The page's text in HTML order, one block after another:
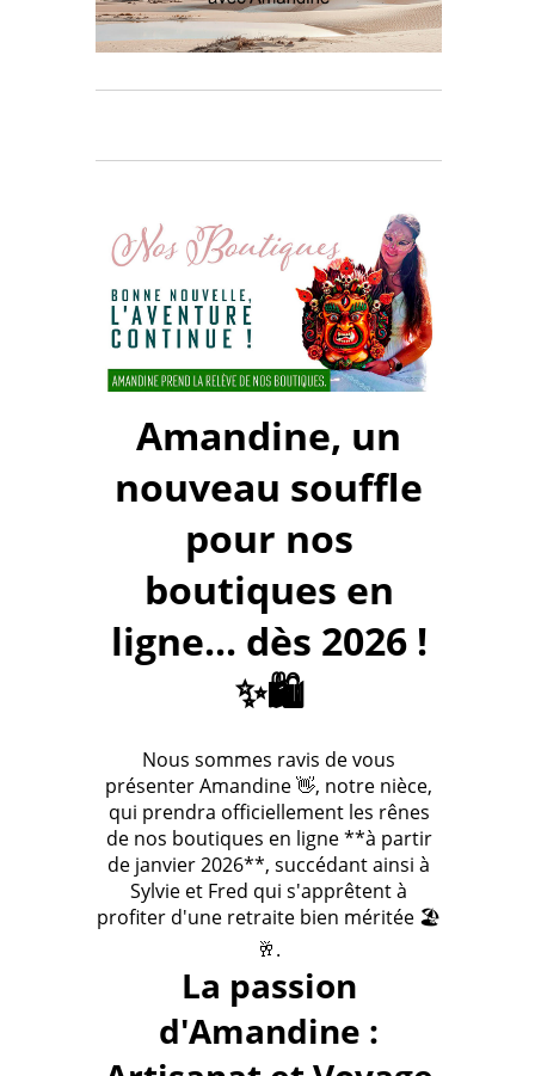
Amandine, un
nouveau souffle
pour nos
boutiques en
ligne... dès 2026 !
✨🛍️
Nous sommes ravis de vous
présenter Amandine 👋, notre nièce,
qui prendra officiellement les rênes
de nos boutiques en ligne **à partir
de janvier 2026**, succédant ainsi à
Sylvie et Fred qui s'apprêtent à
profiter d'une retraite bien méritée 🏖️
🥂.
La passion
d'Amandine :